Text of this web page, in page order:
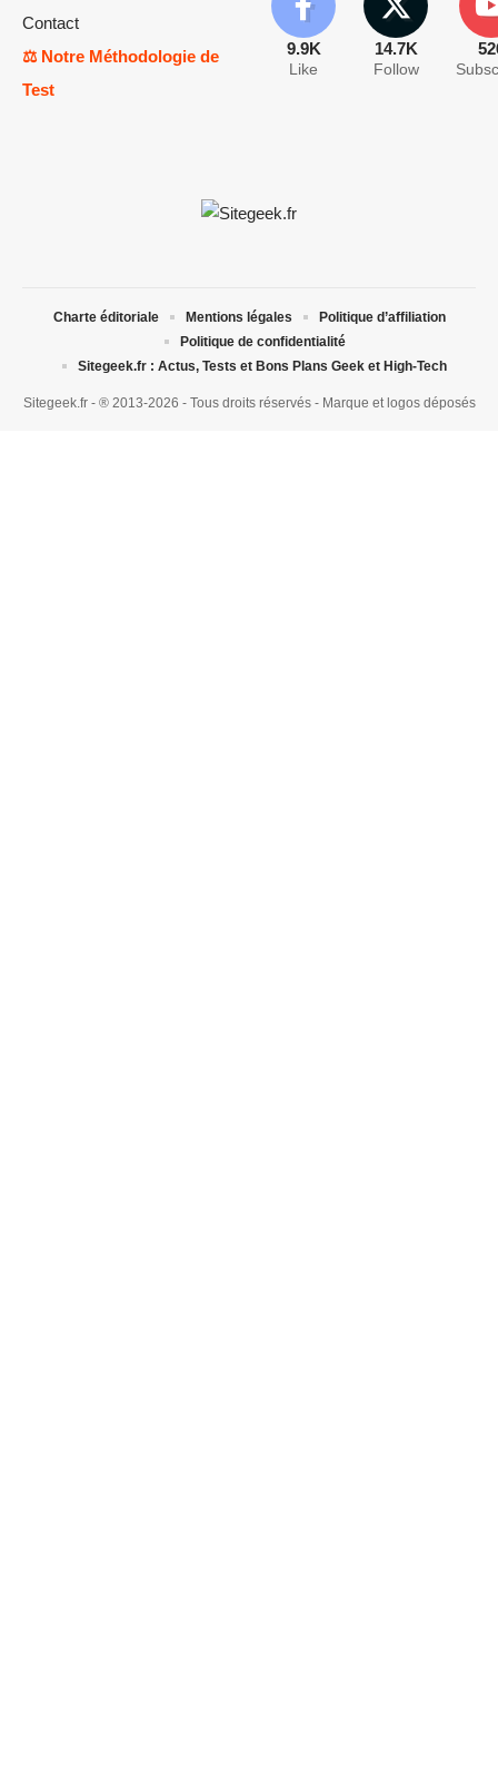
Contact
⚖️ Notre Méthodologie de
Test
9.9K
Like
14.7K
Follow
Sitegeek.fr - ® 2013-2026 - Tous droits réservés - Marque et logos déposés
Charte éditoriale Mentions légales
Politique d’affiliation
Politique de confidentialité
Sitegeek.fr : Actus, Tests et Bons Plans Geek et High-Tech